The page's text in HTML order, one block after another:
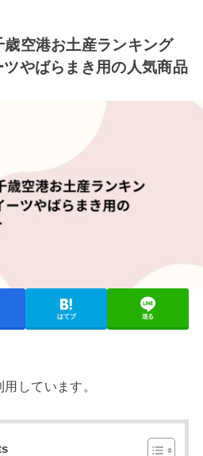
歳空港お土産ランキング
やばらまき用の人気商品
はてブ 送る
しています。